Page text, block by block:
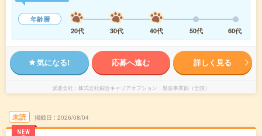
年齢層
20代
30代 40代 50代 60代
気になる! 応募へ進む 詳しく見る
派遣会社 株式会社綜合キャリアオプション 製造事業部（全国）
未読
NEW
掲載日 2026/08/04